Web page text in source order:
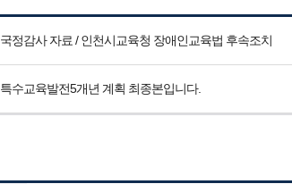
국정감사 자료 / 인천시교육청 장애인교육법 후속조치
특수교육발전5개년 계획 최종본입니다.